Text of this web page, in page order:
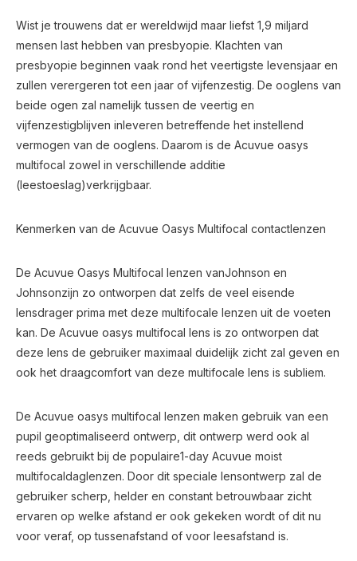
Wist je trouwens dat er wereldwijd maar liefst 1,9 miljard
mensen last hebben van presbyopie. Klachten van
presbyopie beginnen vaak rond het veertigste levensjaar en
zullen verergeren tot een jaar of vijfenzestig. De ooglens van
beide ogen zal namelijk tussen de veertig en
vijfenzestigblijven inleveren betreffende het instellend
vermogen van de ooglens. Daarom is de Acuvue oasys
multifocal zowel in verschillende additie
(leestoeslag)verkrijgbaar.
Kenmerken van de Acuvue Oasys Multifocal contactlenzen
De Acuvue Oasys Multifocal lenzen vanJohnson en
Johnsonzijn zo ontworpen dat zelfs de veel eisende
lensdrager prima met deze multifocale lenzen uit de voeten
kan. De Acuvue oasys multifocal lens is zo ontworpen dat
deze lens de gebruiker maximaal duidelijk zicht zal geven en
ook het draagcomfort van deze multifocale lens is subliem.
De Acuvue oasys multifocal lenzen maken gebruik van een
pupil geoptimaliseerd ontwerp, dit ontwerp werd ook al
reeds gebruikt bij de populaire1-day Acuvue moist
multifocaldaglenzen. Door dit speciale lensontwerp zal de
gebruiker scherp, helder en constant betrouwbaar zicht
ervaren op welke afstand er ook gekeken wordt of dit nu
voor veraf, op tussenafstand of voor leesafstand is.